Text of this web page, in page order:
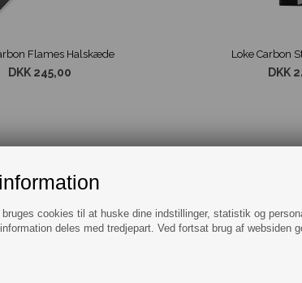
cookies til at huske dine indstillinger, statistik og
deles med tredjepart. Ved fortsat brug af websiden
Flames Halskæde
DKK 245,00
Loke Carbon
DKK